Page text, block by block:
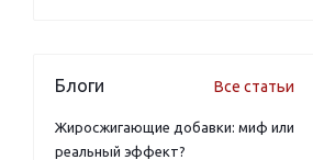
Блоги Все статьи
Жиросжигающие добавки: миф или
реальный эффект?